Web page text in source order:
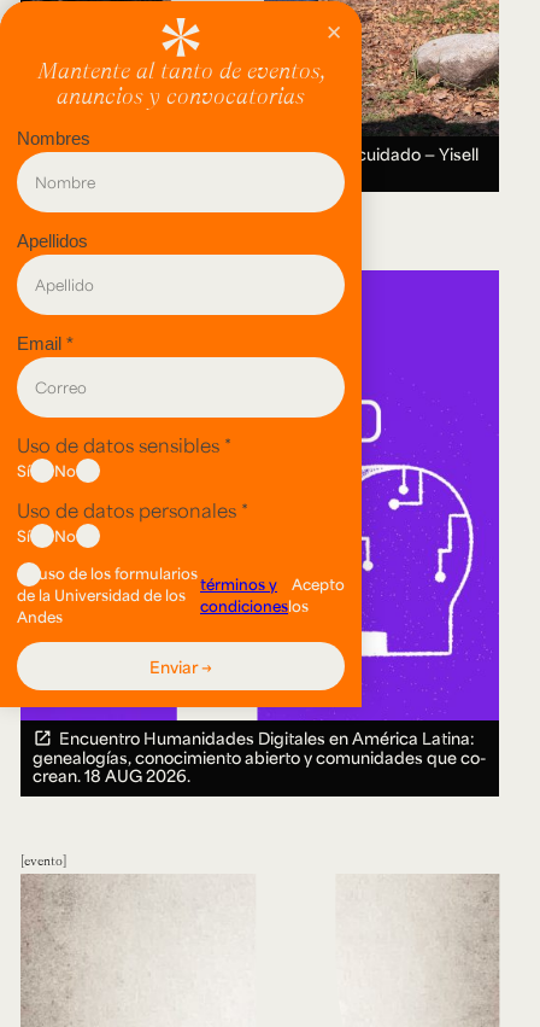
Entre el valle y la montaña: Recorridos del cuidado — Yisell
Tsoi.
12 AUG 2026 ― 11 SEP 2026.
evento
Encuentro Humanidades Digitales en América Latina:
genealogías, conocimiento abierto y comunidades que co-
crean.18 AUG 2026.
evento